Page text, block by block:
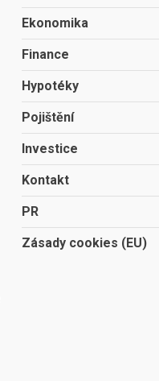
Ekonomika
Finance
Hypotéky
Pojištění
Investice
Kontakt
PR
Zásady cookies (EU)